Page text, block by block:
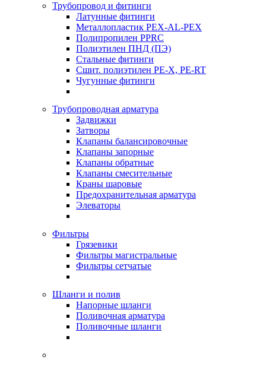
Трубопровод и фитинги
Латунные фитинги
Металлопластик PEX-AL-PEX
Полипропилен PPRC
Полиэтилен ПНД (ПЭ)
Стальные фитинги
Сшит. полиэтилен PE-X, PE-RT
Чугунные фитинги
Трубопроводная арматура
Задвижки
Затворы
Клапаны балансировочные
Клапаны запорные
Клапаны обратные
Клапаны смесительные
Краны шаровые
Предохранительная арматура
Элеваторы
Фильтры
Грязевики
Фильтры магистральные
Фильтры сетчатые
Шланги и полив
Напорные шланги
Поливочная арматура
Поливочные шланги